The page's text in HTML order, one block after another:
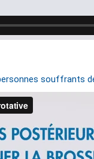
souffrants